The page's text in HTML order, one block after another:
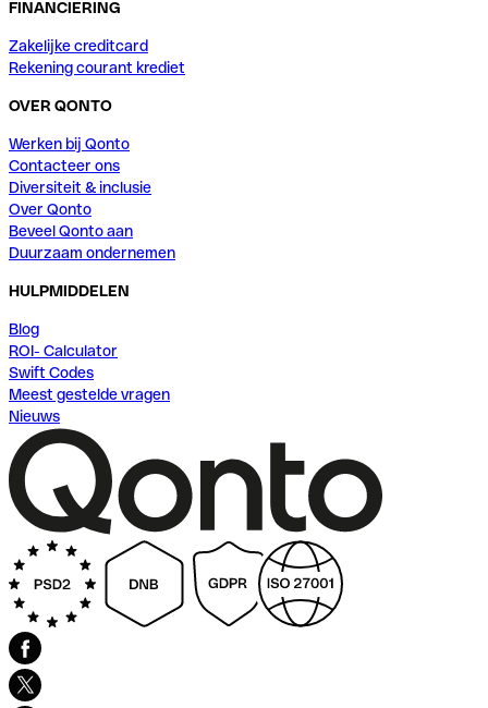
FINANCIERING
Zakelijke creditcard
Rekening courant krediet
OVER QONTO
Werken bij Qonto
Contacteer ons
Diversiteit & inclusie
Over Qonto
Beveel Qonto aan
Duurzaam ondernemen
HULPMIDDELEN
Blog
ROI- Calculator
Swift Codes
Meest gestelde vragen
Nieuws